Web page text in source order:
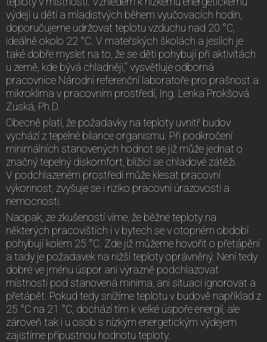
výdeji u dětí a mladistvých během vyučovacích hodin,
doporučujeme udržovat teplotu vzduchu nad 20 °C,
ideálně okolo 22 °C. V mateřských školách a jeslích je
také dobře myslet na to, že se děti pohybují při aktivitách
u země, kde bývá chladněji,“ vysvětluje odborná
pracovnice Národní referenční laboratoře pro prašnost a
mikroklima v pracovním prostředí, Ing. Lenka Prokšová
Zuská, Ph.D.
Obecně platí, že požadavky na teploty uvnitř budov
vychází z tepelné bilance organismu. Při podkročení
minimálních stanovených hodnot se již může jednat o
značný tepelný diskomfort, blížící se chladové zátěži.
V podchlazeném prostředí může klesat pracovní
výkonnost, zvyšuje se i riziko pracovní úrazovosti a
nemocnosti.
Naopak, ze zkušeností víme, že běžné teploty na
některých pracovištích i v bytech se v otopném období
pohybují kolem 25 °C. Zde již můžeme hovořit o přetápění
a tady je požadavek na nižší teploty oprávněný. Není tedy
dobré ve jménu úspor ani výrazně podchlazovat
místnosti pod stanovená minima, ani situaci ignorovat a
přetápět. Pokud tedy snížíme teplotu v budově například z
25 °C na 21 °C, dochází tím k velké úspoře energií, ale
zároveň tak i u osob s nízkým energetickým výdejem
zajistíme přípustnou hodnotu teploty.